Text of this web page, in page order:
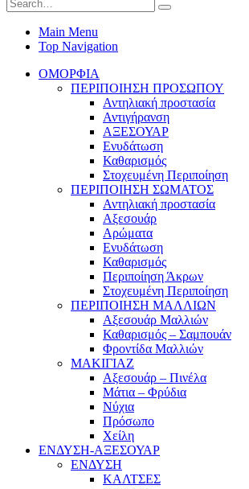
Main Menu
Top Navigation
ΟΜΟΡΦΙΑ
ΠΕΡΙΠΟΙΗΣΗ ΠΡΟΣΩΠΟΥ
Αντηλιακή προστασία
Αντιγήρανση
ΑΞΕΣΟΥΑΡ
Ενυδάτωση
Καθαρισμός
Στοχευμένη Περιποίηση
ΠΕΡΙΠΟΙΗΣΗ ΣΩΜΑΤΟΣ
Αντηλιακή προστασία
Αξεσουάρ
Αρώματα
Ενυδάτωση
Καθαρισμός
Περιποίηση Άκρων
Στοχευμένη Περιποίηση
ΠΕΡΙΠΟΙΗΣΗ ΜΑΛΛΙΩΝ
Αξεσουάρ Μαλλιών
Καθαρισμός – Σαμπουάν
Φροντίδα Μαλλιών
ΜΑΚΙΓΙΑΖ
Αξεσουάρ – Πινέλα
Μάτια – Φρύδια
Νύχια
Πρόσωπο
Χείλη
ΕΝΔΥΣΗ-ΑΞΕΣΟΥΑΡ
ΕΝΔΥΣΗ
ΚΑΛΤΣΕΣ